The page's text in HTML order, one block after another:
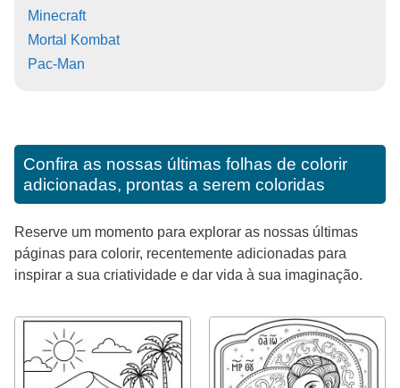
Minecraft
Mortal Kombat
Pac-Man
Confira as nossas últimas folhas de colorir
adicionadas, prontas a serem coloridas
Reserve um momento para explorar as nossas últimas
páginas para colorir, recentemente adicionadas para
inspirar a sua criatividade e dar vida à sua imaginação.